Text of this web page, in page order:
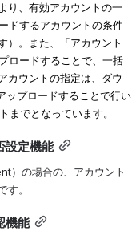
り、 有効アカウントの一
ドするアカウントの条件
。また、
「アカウント
ロードすることで、一括
ウントの指定は、 ダウ
ップロードすることで行い
までとなっています。
設定機能
）の場合の、アカウント
。
機能